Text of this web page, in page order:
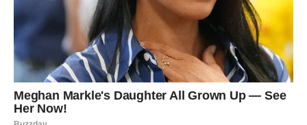
živahnim razgovorima i igrama.